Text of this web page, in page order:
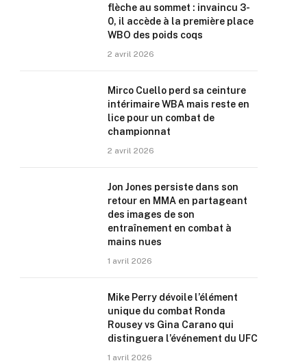
flèche au sommet : invaincu 3-
0, il accède à la première place
WBO des poids coqs
2 avril 2026
Mirco Cuello perd sa ceinture
intérimaire WBA mais reste en
lice pour un combat de
championnat
2 avril 2026
Jon Jones persiste dans son
retour en MMA en partageant
des images de son
entraînement en combat à
mains nues
1 avril 2026
Mike Perry dévoile l’élément
unique du combat Ronda
Rousey vs Gina Carano qui
distinguera l’événement du UFC
1 avril 2026